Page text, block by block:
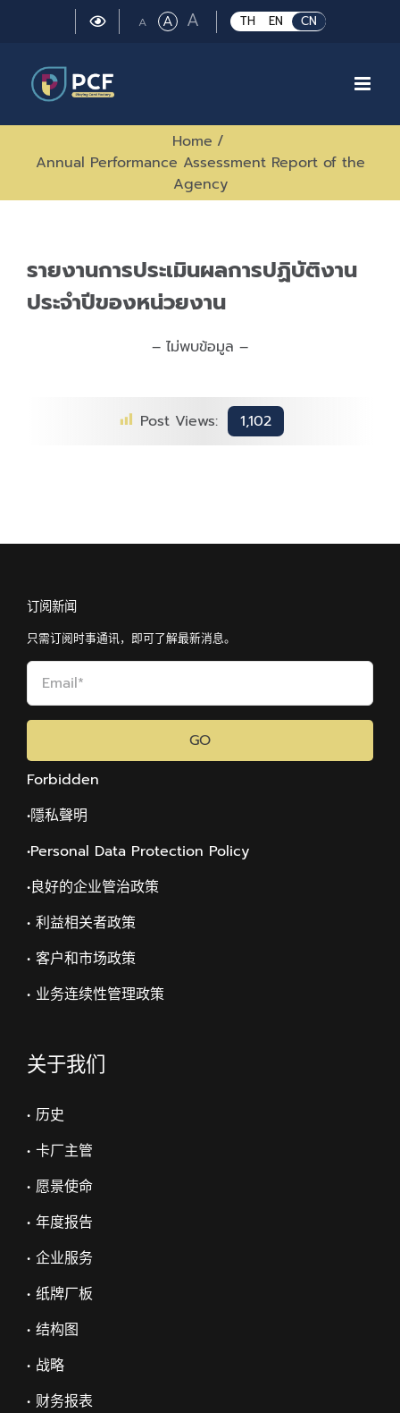
TH EN CN
A Small
ARegular
ALarge
font
Home /
Annual Performance Assessment Report of the
Agency
รายงานการประเมินผลการปฏิบัติงาน
ประจำปีของหน่วยงาน
– ไม่พบข้อมูล –
Post Views: 1,102
订阅新闻
只需订阅时事通讯，即可了解最新消息。
GO
Forbidden
•隱私聲明
•Personal Data Protection Policy
•良好的企业管治政策
• 利益相关者政策
• 客户和市场政策
• 业务连续性管理政策
关于我们
• 历史
• 卡厂主管
• 愿景使命
• 年度报告
• 企业服务
• 纸牌厂板
• 结构图
• 战略
• 财务报表